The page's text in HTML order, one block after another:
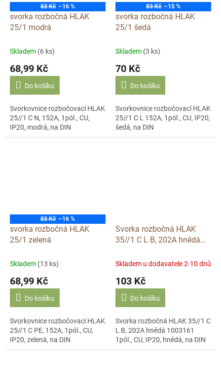
83 Kč –16 %
svorka rozbočná HLAK
25/1 modrá
Skladem (6 ks)
68,99 Kč
Do košíku
Svorkovnice rozbočovací HLAK
25//1 C N, 152A, 1pól., CU,
IP20, modrá, na DIN
83 Kč –15 %
svorka rozbočná HLAK
25/1 šedá
Skladem (3 ks)
70 Kč
Do košíku
Svorkovnice rozbočovací HLAK
25//1 C L 152A, 1pól., CU, IP20,
šedá, na DIN
83 Kč –16 %
svorka rozbočná HLAK
25/1 zelená
Skladem (13 ks)
68,99 Kč
Do košíku
Svorkovnice rozbočovací HLAK
25//1 C PE, 152A, 1pól., CU,
IP20, zelená, na DIN
Svorka rozbočná HLAK
35//1 C L B, 202A hnědá
hnědá, na DIN
Skladem u dodavatele 2-10 dnů
103 Kč
Do košíku
Svorka rozbočná HLAK 35//1 C
L B, 202A hnědá 1003161
1pól., CU, IP20, hnědá, na DIN